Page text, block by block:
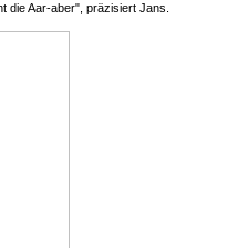
die Aar-aber", präzisiert Jans.